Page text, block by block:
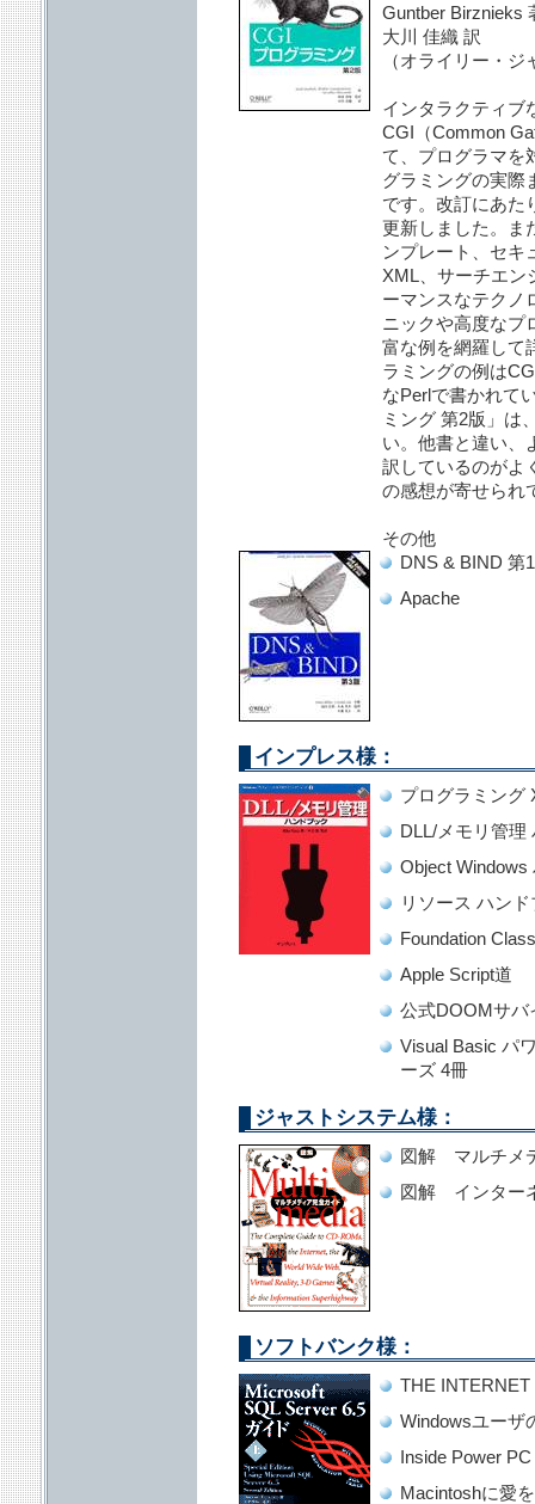
Guntber Birznieks
大川 佳織 訳
（オライリー・
インタラクティブ
CGI（Common
て、プログラマを
グラミングの実際
です。改訂にあた
更新しました。ま
ンプレート、セキ
XML、サーチエン
ーマンスなテクノ
ニックや高度なプ
富な例を網羅して
ラミングの例は
なPerlで書かれて
ミング 第2版」は
い。他書と違い、
訳しているのがよ
の感想が寄せられ
その他
DNS & BIND 第
Apache
インプレス様：
プログラミング
DLL/メモリ管理
Object Windows
リソース ハン
Foundation
Apple Script道
公式DOOMサバ
Visual Basic パ
ーズ 4冊
ジャストシステム様：
図解 マルチメ
図解 インター
ソフトバンク様：
THE
Windowsユーザ
Inside Power PC
Macintoshに愛